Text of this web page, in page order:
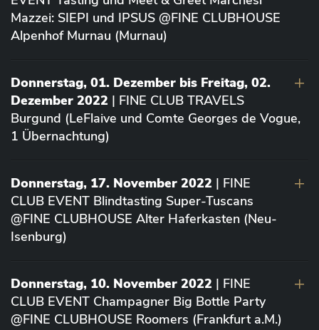
Mazzei: SIEPI und IPSUS @FINE CLUBHOUSE
Alpenhof Murnau (Murnau)
Donnerstag, 01. Dezember bis Freitag, 02.
Dezember 2022 | FINE CLUB TRAVELS
Burgund (LeFlaive und Comte Georges de Vogue,
1 Übernachtung)
Donnerstag, 17. November 2022 | FINE
CLUB EVENT Blindtasting Super-Tuscans
@FINE CLUBHOUSE Alter Haferkasten (Neu-
Isenburg)
Donnerstag, 10. November 2022 | FINE
CLUB EVENT Champagner Big Bottle Party
@FINE CLUBHOUSE Roomers (Frankfurt a.M.)